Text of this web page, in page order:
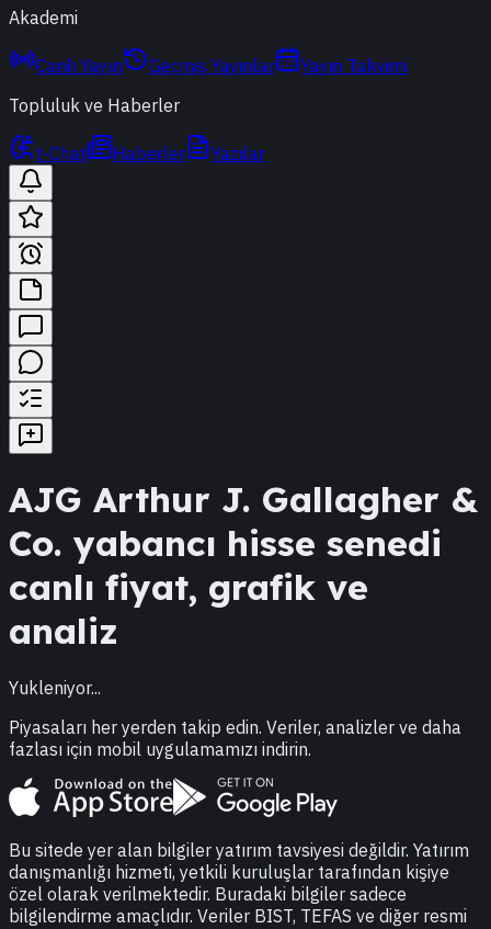
Akademi
Canlı Yayın Geçmiş Yayınlar
Yayın Takvimi
Topluluk ve Haberler
t-Chat Haberler Yazılar
AJG Arthur J. Gallagher &
Co. yabancı hisse senedi
canlı fiyat, grafik ve
analiz
Yukleniyor...
Piyasaları her yerden takip edin. Veriler, analizler ve daha
fazlası için mobil uygulamamızı indirin.
Bu sitede yer alan bilgiler yatırım tavsiyesi değildir. Yatırım
danışmanlığı hizmeti, yetkili kuruluşlar tarafından kişiye
özel olarak verilmektedir. Buradaki bilgiler sadece
bilgilendirme amaçlıdır. Veriler BIST, TEFAS ve diğer resmi